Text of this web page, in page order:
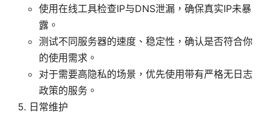
使用在线工具检查IP与DNS泄漏，确保真实IP未暴
露。
测试不同服务器的速度、稳定性，确认是否符合你
的使用需求。
对于需要高隐私的场景，优先使用带有严格无日志
政策的服务。
日常维护